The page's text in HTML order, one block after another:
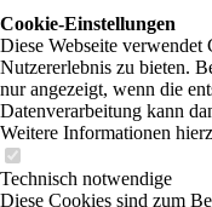
Cookie-Einstellungen
Diese Webseite verwendet
Nutzererlebnis zu bieten.
nur angezeigt, wenn die
Datenverarbeitung kann
Weitere Informationen
Technisch notwendige
Diese Cookies sind zum